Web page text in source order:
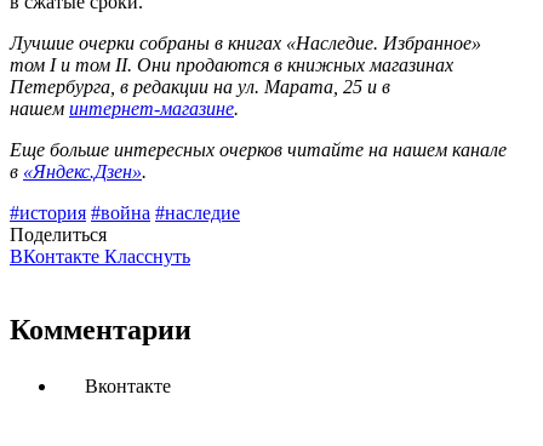
Лучшие очерки собраны в книгах «Наследие. Избранное»
том I и том II. Они продаются в книжных магазинах
Петербурга, в редакции на ул. Марата, 25 и в
нашем интернет-магазине.
Еще больше интересных очерков читайте на нашем канале
в «Яндекс.Дзен».
#история #война #наследие
Поделиться
ВКонтакте Класснуть
Комментарии
Вконтакте